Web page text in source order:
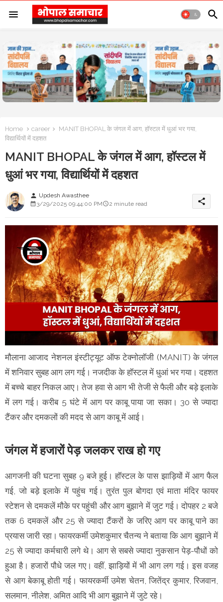
Home career
MANIT BHOPAL के जंगल में आग, हॉस्टल में धुआं भर गया,
विद्यार्थियों में दहशत
MANIT BHOPAL के जंगल में आग, हॉस्टल में
धुआं भर गया, विद्यार्थियों में दहशत
person Updesh Awasthee
3/29/2025 09:44:00 PM
2 minute read share
मौलाना आजाद नेशनल इंस्टीट्यूट ऑफ टेक्नोलॉजी (MANIT) के जंगल
में शनिवार सुबह आग लग गई। नजदीक के हॉस्टल में धुआं भर गया। दहशत
में बच्चे बाहर निकल आए। तेज हवा से आग भी तेजी से फैली और बड़े इलाके
में लग गई। करीब 5 घंटे में आग पर काबू पाया जा सका। 30 से ज्यादा
टैंकर और दमकलों की मदद से आग काबू में आई।
जंगल में हजारों पेड़ जलकर राख हो गए
आगजनी की घटना सुबह 9 बजे हुई। हॉस्टल के पास झाड़ियों में आग फैल
गई, जो बड़े इलाके में पहुंच गई। तुरंत पुल बोगदा एवं माता मंदिर फायर
स्टेशन से दमकलें मौके पर पहुंची और आग बुझाने में जुट गई। दोपहर 2 बजे
तक 6 दमकलें और 25 से ज्यादा टैंकरों के जरिए आग पर काबू पाने का
प्रयास जारी रहा। फायरकर्मी उमेशकुमार चैतन्य ने बताया कि आग बुझाने में
25 से ज्यादा कर्मचारी लगे थे। आग से सबसे ज्यादा नुकसान पेड़-पौधों को
हुआ है। हजारों पौधे जल गए। वहीं, झाड़ियों में भी आग लग गई। इस वजह
से आग बेकाबू होती गई। फायरकर्मी उमेश चेतन, जितेंद्र कुमार, रिजवान,
सलमान, नीलेश, अमित आदि भी आग बुझाने में जुटे रहे।